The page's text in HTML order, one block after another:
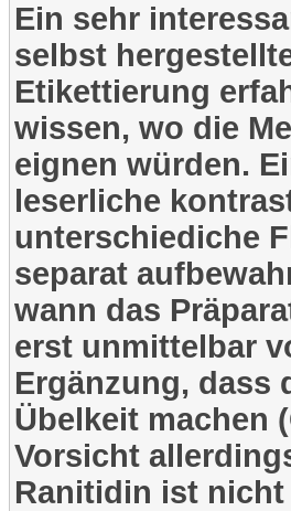
Ein sehr
selbst
Etikettierung
wissen, wo die
eignen würden.
leserliche
unterschiediche
separat
wann das
erst unmittelbar
Ergänzung, dass
Übelkeit machen
Vorsicht
Ranitidin ist